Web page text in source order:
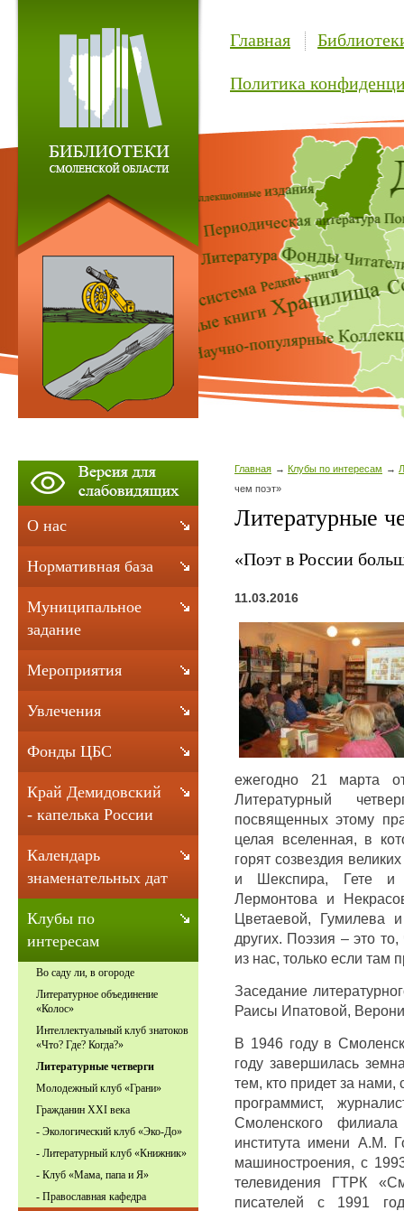
Главная
Политика
Главная Клубы по интересам
чем поэт»
Литературные
«Поэт в России
11.03.2016
ежегодно 21 марта
Литературный
посвященных этому
целая вселенная, в
горят созвездия
и Шекспира, Гете и
Лермонтова и
Цветаевой, Гумилева
других. Поэзия – это
из нас, только если там
Заседание
Раисы Ипатовой,
В 1946 году в
году завершилась
тем, кто придет за нами,
программист,
Смоленского
института имени А.М.
машиностроения, с
телевидения ГТРК
писателей с 1991
О нас
Нормативная база
Муниципальное
задание
Мероприятия
Увлечения
Фонды ЦБС
Край Демидовский
- капелька России
Календарь
знаменательных дат
Клубы по
интересам
Во саду ли, в огороде
Литературное объединение
«Колос»
Интеллектуальный клуб знатоков
«Что? Где? Когда?»
Литературные четверги
Молодежный клуб «Грани»
Гражданин XXI века
- Экологический клуб «Эко-До»
- Литературный клуб «Книжник»
- Клуб «Мама, папа и Я»
- Православная кафедра